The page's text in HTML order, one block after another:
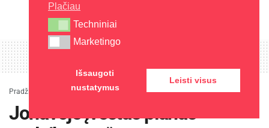
Pradžia Kaunas» Jonavoje įvestas planas „sulaikymas“
Jonavoje įvestas planas
Plačiau
Techniniai
Techniniai
Marketingo
Marketingo
Išsaugoti
nustatymus
Leisti visus